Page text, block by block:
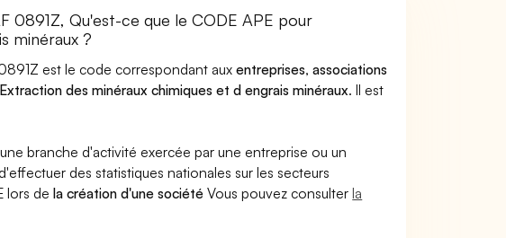
0891Z, Qu'est-ce que le CODE APE pour
minéraux ?
est le code correspondant auxentreprises,associations
Extraction des minéraux chimiques et d engrais minéraux. Il est
branche d'activité exercée par une entreprise ou un
des statistiques nationales sur les secteurs
lors dela création d'une société Vous pouvez consulterla